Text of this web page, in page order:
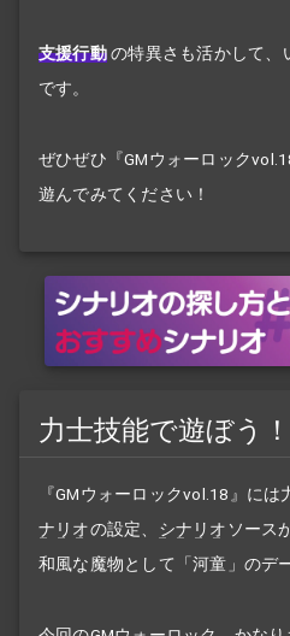
支援行動 の特異さも活かして、
です。
ぜひぜひ『GMウォーロック
遊んでみてください！
力士技能で遊ぼう！
『GMウォーロックvol.18』に
ナリオの設定、 シナリオ ソース
和風な魔物として「河童」のデ